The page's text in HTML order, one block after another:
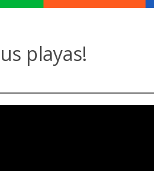
playas!